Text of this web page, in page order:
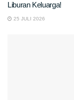
Liburan Keluarga!
25 JULI 2026